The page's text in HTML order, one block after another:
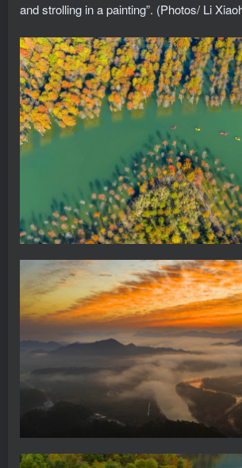
and strolling in a painting”. (Photos/ Li